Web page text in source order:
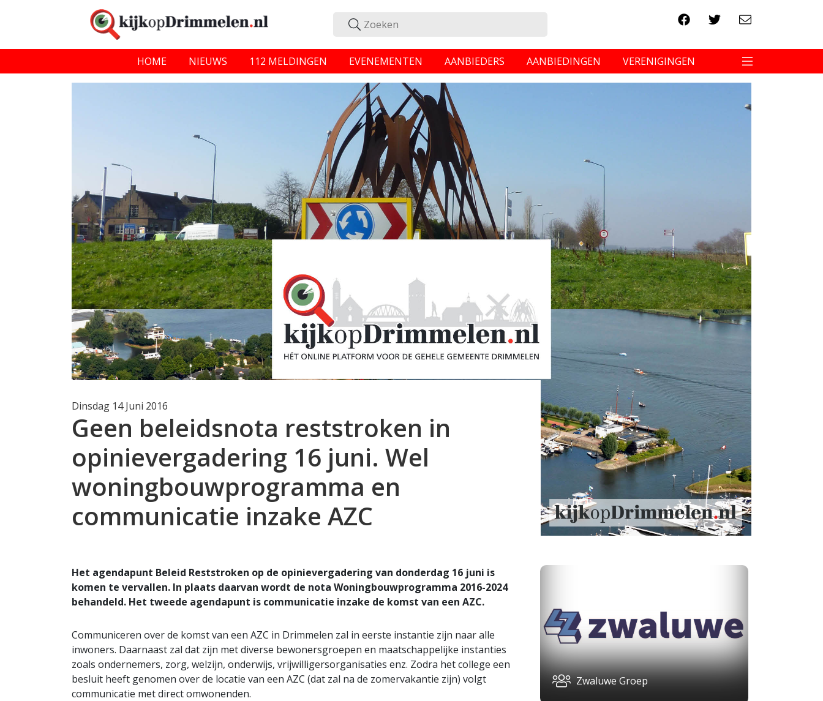
HOME NIEUWS 112 MELDINGEN EVENEMENTEN AANBIEDERS AANBIEDINGEN VERENIGINGEN
Dinsdag 14 Juni 2016
Geen beleidsnota reststroken in
opinievergadering 16 juni. Wel
woningbouwprogramma en
communicatie inzake AZC
Het agendapunt Beleid Reststroken op de opinievergadering van donderdag 16 juni is
komen te vervallen. In plaats daarvan wordt de nota Woningbouwprogramma 2016-2024
behandeld. Het tweede agendapunt is communicatie inzake de komst van een AZC.
Communiceren over de komst van een AZC in Drimmelen zal in eerste instantie zijn naar alle
inwoners. Daarnaast zal dat zijn met diverse bewonersgroepen en maatschappelijke instanties
zoals ondernemers, zorg, welzijn, onderwijs, vrijwilligersorganisaties enz. Zodra het college een
besluit heeft genomen over de locatie van een AZC (dat zal na de zomervakantie zijn) volgt
communicatie met direct omwonenden.
Zwaluwe Groep